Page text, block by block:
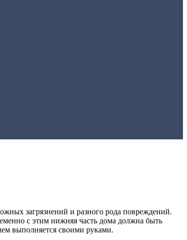
загрязнений и разного рода повреждений.
с этим нижняя часть дома должна быть
выполняется своими руками.